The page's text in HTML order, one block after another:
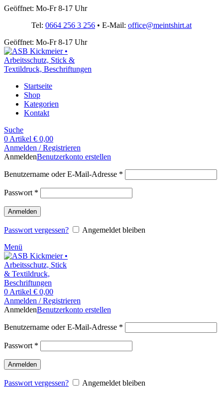
Geöffnet: Mo-Fr 8-17 Uhr
Tel: 0664 256 3 256 • E-Mail: office@meintshirt.at
Geöffnet: Mo-Fr 8-17 Uhr
Startseite
Shop
Kategorien
Kontakt
Suche
0 Artikel € 0,00
Anmelden / Registrieren
AnmeldenBenutzerkonto erstellen
Benutzername oder E-Mail-Adresse *
Passwort *
Anmelden
Passwort vergessen?
Angemeldet bleiben
Menü
0 Artikel € 0,00
Anmelden / Registrieren
AnmeldenBenutzerkonto erstellen
Benutzername oder E-Mail-Adresse *
Passwort *
Anmelden
Passwort vergessen? Angemeldet bleiben